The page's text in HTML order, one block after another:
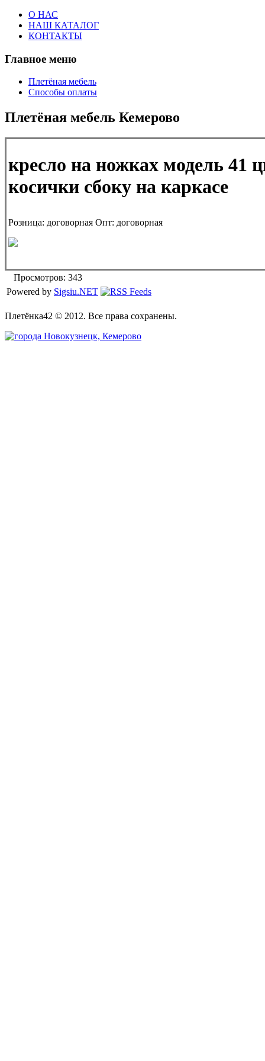
О НАС
НАШ КАТАЛОГ
КОНТАКТЫ
Главное меню
Плетёная мебель
Способы оплаты
Плетёная мебель Кемерово
кресло на ножках модель 41
косички сбоку на каркасе
Розница: договорная Опт: договорная
Просмотров: 343
Powered by Sigsiu.NET
Плетёнка42 © 2012. Все права сохранены.